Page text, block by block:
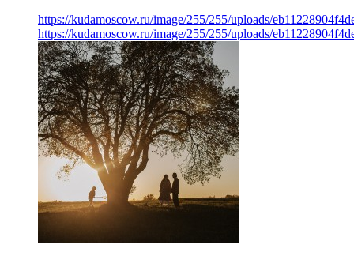
https://kudamoscow.ru/image/255/255/uploads/
https://kudamoscow.ru/image/255/255/uploads/